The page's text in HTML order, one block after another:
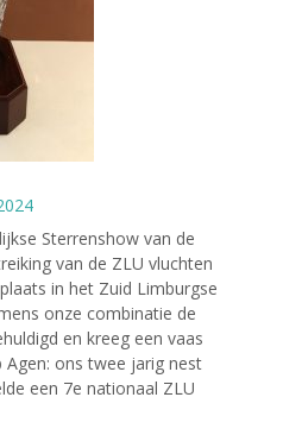
Sterrenshow van de
van de ZLU vluchten
in het Zuid Limburgse
onze combinatie de
en kreeg een vaas
ons twee jarig nest
een 7e nationaal ZLU